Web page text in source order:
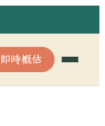
即時概估